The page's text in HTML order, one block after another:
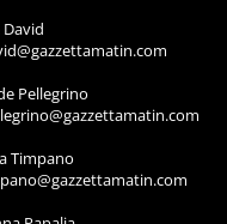
David
Pellegrino
Timpano